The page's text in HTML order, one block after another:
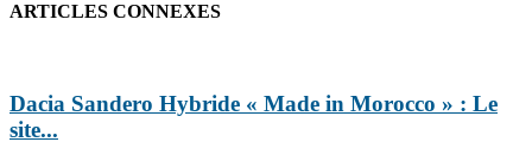
ARTICLES CONNEXES
Dacia Sandero Hybride « Made in Morocco » : Le
site...